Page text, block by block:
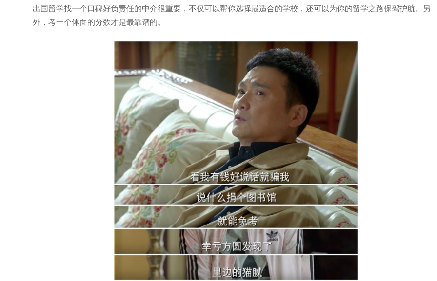
出国留学找一个口碑好负责任的中介很重要，不仅可以帮你选择最适合的学校，还可以为你的留学之路保驾护航。另
外，考一个体面的分数才是最靠谱的。